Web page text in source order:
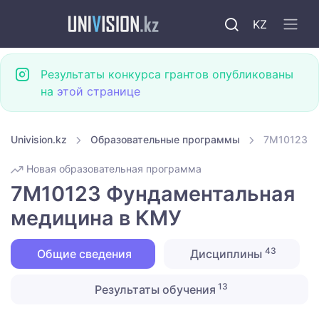
KZ
Результаты конкурса грантов опубликованы
на этой странице
Univision.kz Образовательные программы 7M10123
Новая образовательная программа
7M10123 Фундаментальная
медицина в КМУ
Общие сведения Дисциплины 43
Результаты обучения 13